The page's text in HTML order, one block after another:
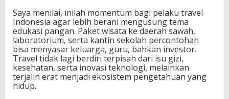
Saya menilai, inilah momentum bagi pelaku travel
Indonesia agar lebih berani mengusung tema
edukasi pangan. Paket wisata ke daerah sawah,
laboratorium, serta kantin sekolah percontohan
bisa menyasar keluarga, guru, bahkan investor.
Travel tidak lagi berdiri terpisah dari isu gizi,
kesehatan, serta inovasi teknologi, melainkan
terjalin erat menjadi ekosistem pengetahuan yang
hidup.